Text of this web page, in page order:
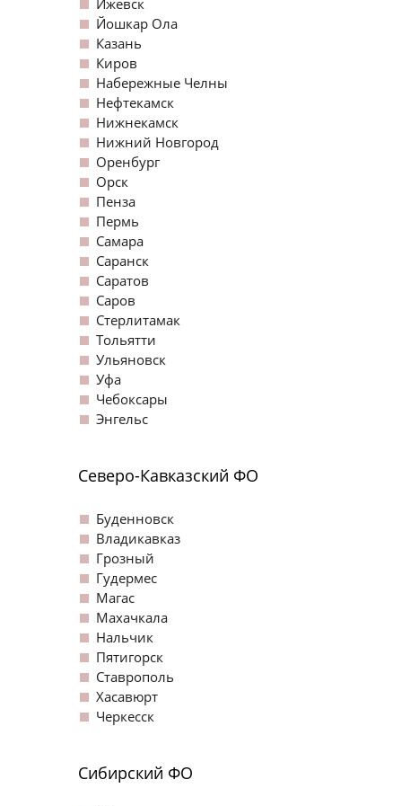
Ижевск
Йошкар Ола
Казань
Киров
Набережные Челны
Нефтекамск
Нижнекамск
Нижний Новгород
Оренбург
Орск
Пенза
Пермь
Самара
Саранск
Саратов
Саров
Стерлитамак
Тольятти
Ульяновск
Уфа
Чебоксары
Энгельс
Северо-Кавказский ФО
Буденновск
Владикавказ
Грозный
Гудермес
Магас
Махачкала
Нальчик
Пятигорск
Ставрополь
Хасавюрт
Черкесск
Сибирский ФО